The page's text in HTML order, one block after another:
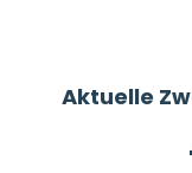
Aktuelle